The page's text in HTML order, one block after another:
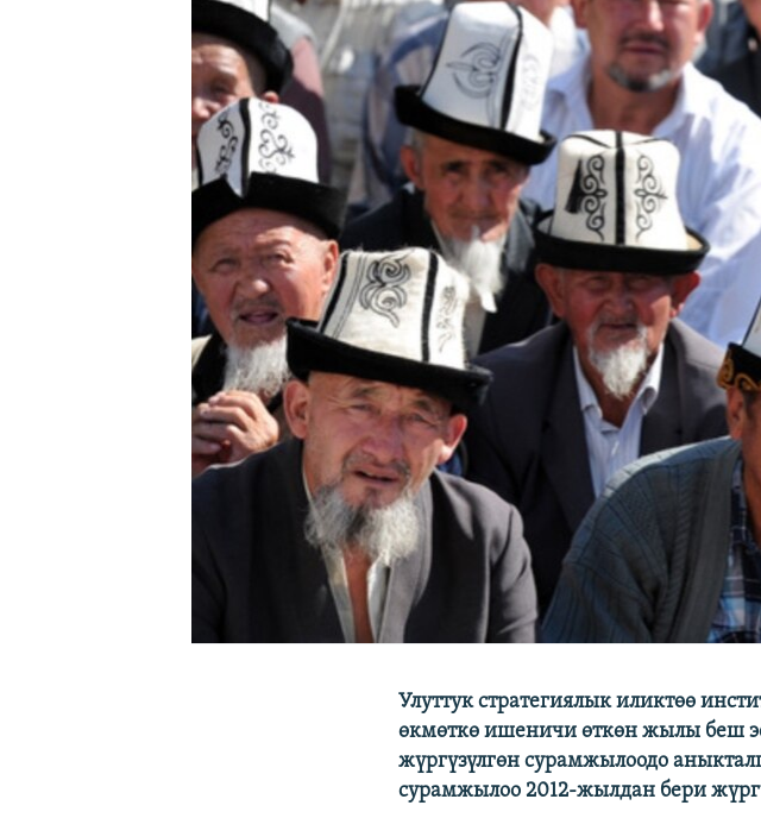
Улуттук стратегиялык иликтөө
өкмөткө ишеничи өткөн жылы беш
жүргүзүлгөн сурамжылоодо
сурамжылоо 2012-жылдан бери